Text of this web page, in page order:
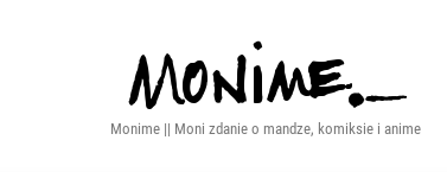
Monime || Moni zdanie o mandze, komiksie i anime